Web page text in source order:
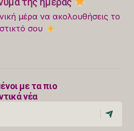
μέρα να ακολουθήσεις το
σου
με τα πιο
νέα